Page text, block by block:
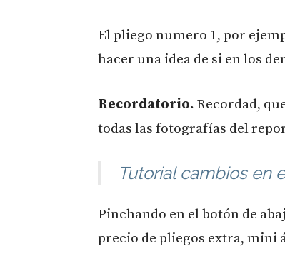
El pliego numero 1, por
hacer una idea de si en los
Recordatorio. Recordad,
todas las fotografías del
Tutorial cambios en
Pinchando en el botón de
precio de pliegos extra, mini